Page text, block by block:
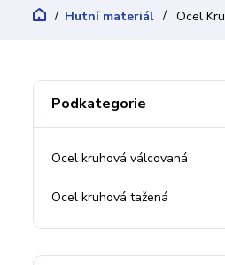
Hutní materiál Ocel
Podkategorie
Ocel kruhová válcovaná
Ocel kruhová tažená